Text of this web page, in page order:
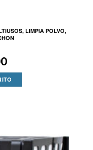
LIMPIA POLVO,